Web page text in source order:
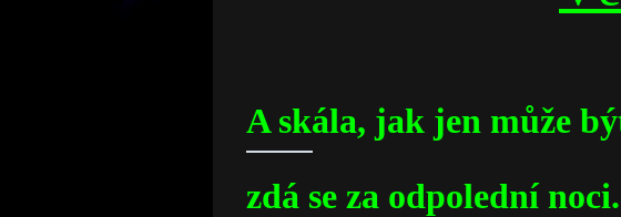
A skála, jak jen může
zdá se za odpolední noci.